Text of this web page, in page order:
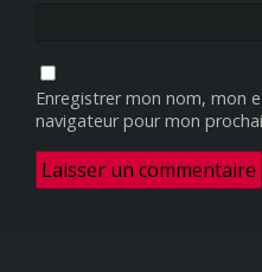
Enregistrer mon nom, mon
navigateur pour mon